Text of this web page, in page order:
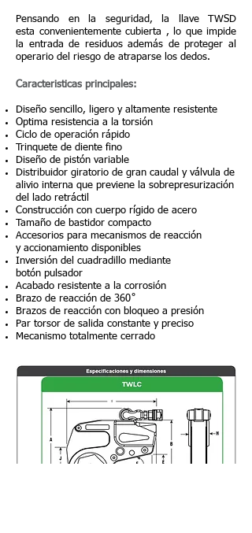
Pensando en la seguridad, la llave TWSD
esta convenientemente cubierta , lo que impide
la entrada de residuos además de proteger al
operario del riesgo de atraparse los dedos.
Caracteristicas principales:
Diseño sencillo, ligero y altamente resistente
Optima resistencia a la torsión
Ciclo de operación rápido
Trinquete de diente fino
Diseño de pistón variable
Distribuidor giratorio de gran caudal y válvula de
alivio interna que previene la sobrepresurización
del lado retráctil
Construcción con cuerpo rígido de acero
Tamaño de bastidor compacto
Accesorios para mecanismos de reacción
y accionamiento disponibles
Inversión del cuadradillo mediante
botón pulsador
Acabado resistente a la corrosión
Brazo de reacción de 360˚
Brazos de reacción con bloqueo a presión
Par torsor de salida constante y preciso
Mecanismo totalmente cerrado